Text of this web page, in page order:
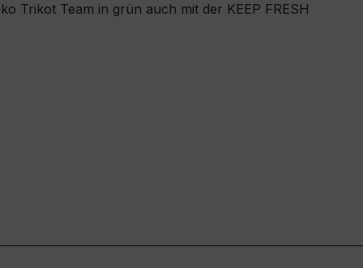
Trikot Team in grün auch mit der KEEP FRESH